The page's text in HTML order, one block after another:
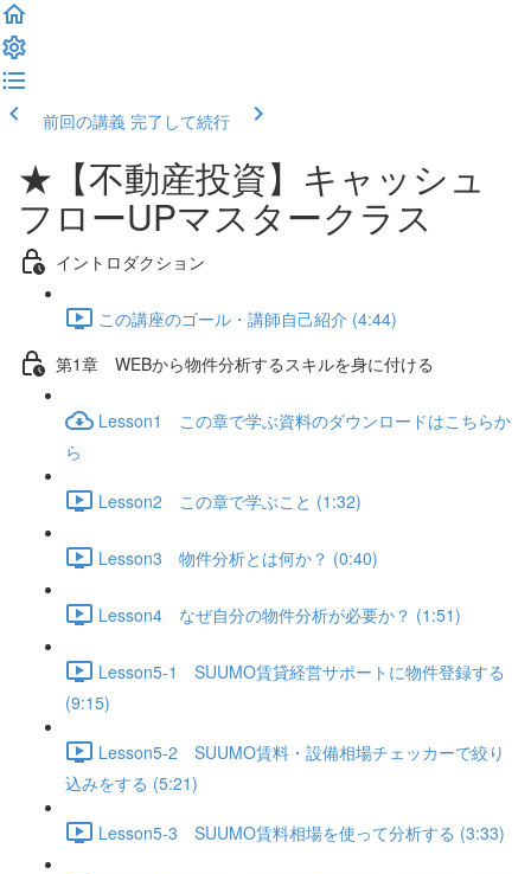
前回の講義 完了して続行
★【不動産投資】キャッシュ
フローUPマスタークラス
イントロダクション
この講座のゴール・講師自己紹介 (4:44)
第1章 WEBから物件分析するスキルを身に付ける
Lesson1 この章で学ぶ資料のダウンロードはこちらか
ら
Lesson2 この章で学ぶこと (1:32)
Lesson3 物件分析とは何か？ (0:40)
Lesson4 なぜ自分の物件分析が必要か？ (1:51)
Lesson5-1 SUUMO賃貸経営サポートに物件登録する
(9:15)
Lesson5-2 SUUMO賃料・設備相場チェッカーで絞り
込みをする (5:21)
Lesson5-3 SUUMO賃料相場を使って分析する (3:33)